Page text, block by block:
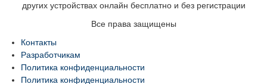
других устройствах онлайн бесплатно и без регистрации
Все права защищены
Контакты
Разработчикам
Политика конфиденциальности
Политика конфиденциальности